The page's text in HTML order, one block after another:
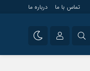
تماس با ما درباره ما